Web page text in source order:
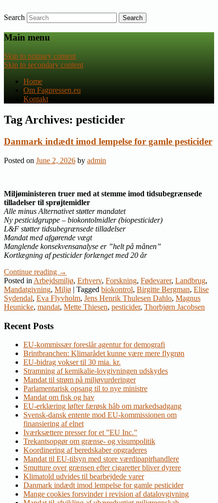
Fagpressen.eu
Nyheder om dansk EU-politik
Search
Main menu
Skip to primary content
Skip to secondary content
Home
Om Fagpressen.eu
Kontakt
Tag Archives: pesticider
Danmark indædt imod lempelse for gamle pesticider
Posted on June 2, 2026 by admin
Miljøministeren truer med at stemme imod tidsubegrænsede
tilladelser til sprøjtemidler
Alle minus Alternativet støtter mandatet
Ny pesticidgruppe – biokontolmidler (biopesticider)
L&F støtter tidsubegrænsede tilladelser
Mandat med afgørende vægt
Manglende konsekvensanalyse er ”helt på månen”
Kortlægning af pesticider forlænget med 20 år
Continue reading →
Posted in Arbejdsmiljø, Erhverv, Forskning, Fødevarer, Landbrug,
Mandatgivning, Miljø | Tagged biokontrol, Birgitte Bergman, Elise
Sydendal, Eva Flyvholm, Jens Henrik Thulesen Dahlo, Magnus
Heunicke, mandat, Mette Thiesen, pesticider, Thorbjørn Jacobsen
Recent Posts
EU-kommissær foreslår agentur for demografi
Brintbranchen: Klimarådet kunne være mere flygrøn
EU-bidrag vokser til 30 mia. kr.
Stramning af kemikalie-lovgivningen udskydes
Mandat til strøm på miljøvurderinger
Parlamentarisk opsang til to nye ministre
Mandat om fisk og hav
EU-erklæring løfter færøsk håb om markedsadgang
Svensk-dansk entente mod EU-kommissionen om
finansiering af elnet
Iværksættere presser for et ”EU Inc.”
Trekantsopgør om grænse- og visumpolitik
Koordinering af beredskaber opgraderes
Mandat til EU-tilsyn med store værdipapirhandlere
Smutture over grænsen efter cigaretter bliver dyrere
Klimatold udvides til bearbejdede varer
Danmark indædt imod lempelse for gamle pesticider
Mange cookies forsvinder i revision af datalovgivning